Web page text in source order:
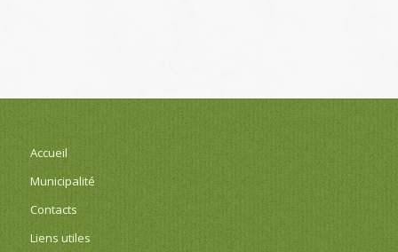
Accueil
Municipalité
Contacts
Liens utiles